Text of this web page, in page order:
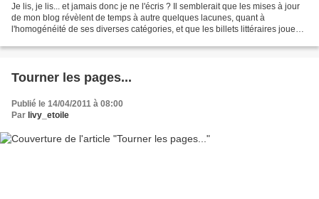
Je lis, je lis... et jamais donc je ne l'écris ? Il semblerait que les mises à jour
de mon blog révèlent de temps à autre quelques lacunes, quant à
l'homogénéité de ses diverses catégories, et que les billets littéraires jouent
Tourner les pages...
Publié le 14/04/2011 à 08:00
Par livy_etoile